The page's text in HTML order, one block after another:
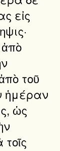
εἰς
ἀπὸ
τοῦ
ἡμέραν
ὡς